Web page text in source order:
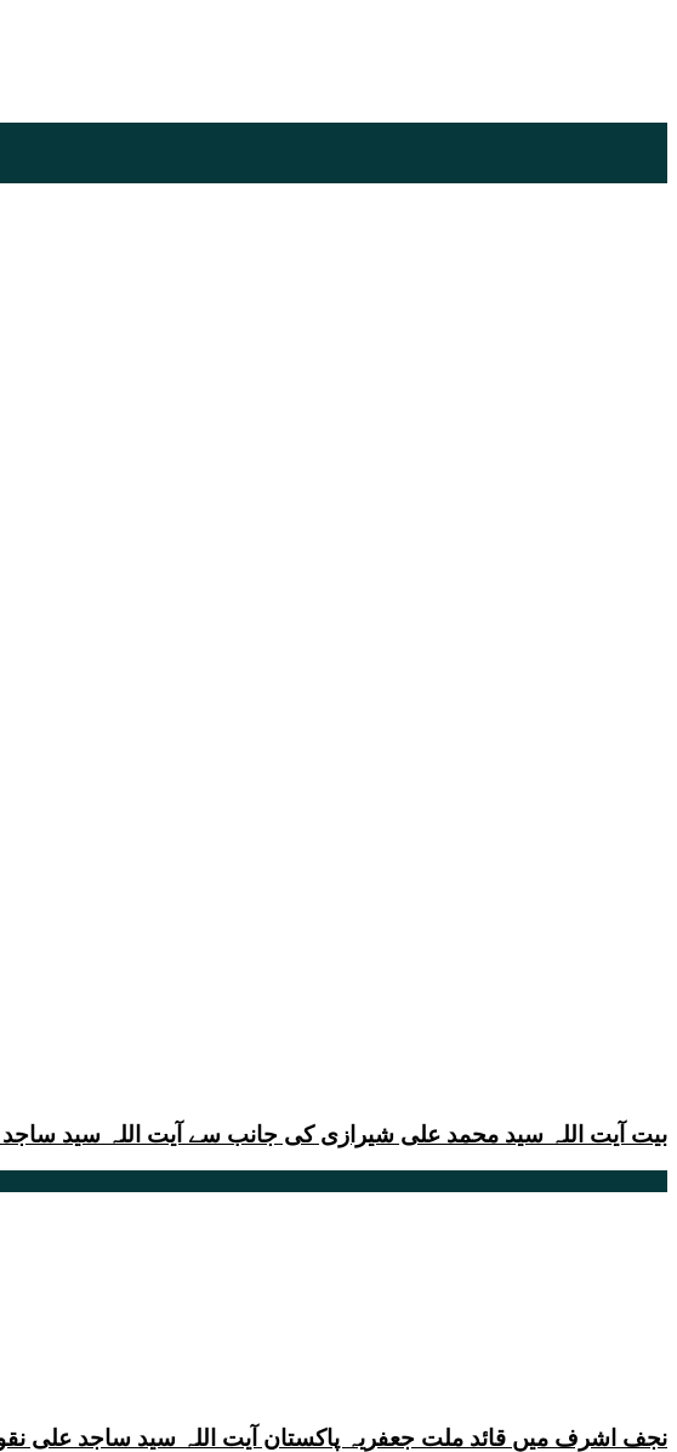
بیت آیت اللہ سید محمد علی شیرازی کی جانب سے آیت اللہ سید
نجف اشرف میں قائد ملت جعفریہ پاکستان آیت اللہ سید ساجد علی